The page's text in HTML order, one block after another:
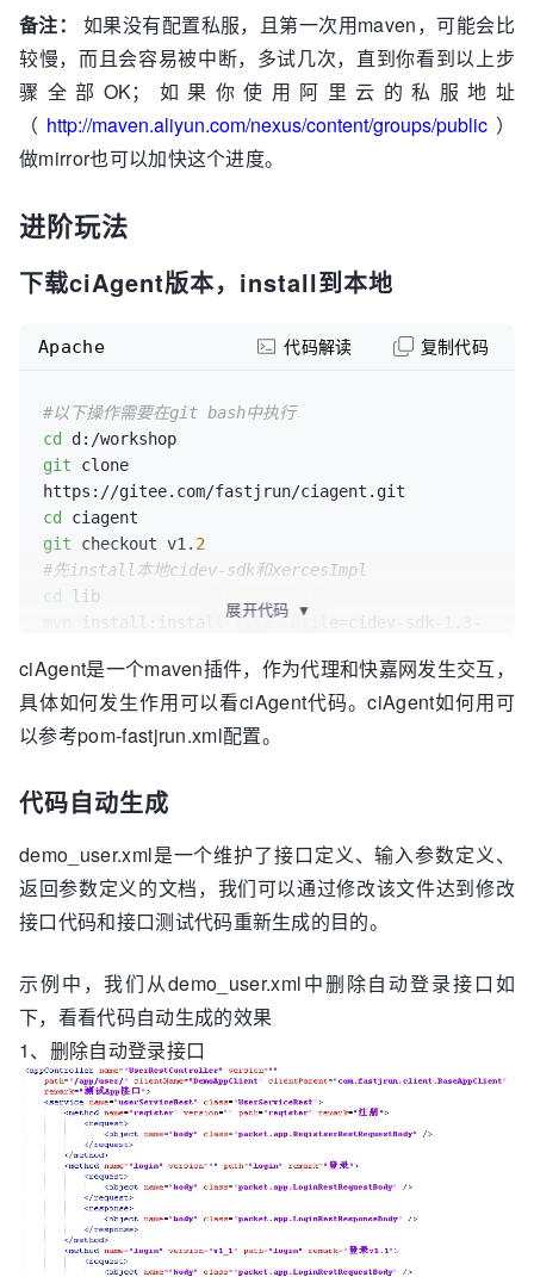
备注：
如果没有配置私服，且第一次用maven，可能会比
较慢，而且会容易被中断，多试几次，直到你看到以上步
骤全部OK；如果你使用阿里云的私服地址
（ http://maven.aliyun.com/nexus/content/groups/public ）
做mirror也可以加快这个进度。
进阶玩法
下载ciAgent版本，install到本地
#以下操作需要在git bash中执行
cd
git clone
cd
git checkout v1. 2
#先install本地cidev-sdk和xercesImpl
cd
install:install-file -Dfile=cidev-sdk- 1 3
DartifactId=cidev-sdk -Dversion=1.3-SNAPSHOT -
mvn install:install-file -Dfile=xercesImpl-
.jar -DgroupId=xerces -
mvn
Apache 代码解读 复制代码
展开代码 ▼
ciAgent是一个maven插件，作为代理和快嘉网发生交互，
具体如何发生作用可以看ciAgent代码。ciAgent如何用可
以参考pom-fastjrun.xml配置。
代码自动生成
demo_user.xml是一个维护了接口定义、输入参数定义、
返回参数定义的文档，我们可以通过修改该文件达到修改
接口代码和接口测试代码重新生成的目的。
示例中，我们从demo_user.xml中删除自动登录接口如
下，看看代码自动生成的效果
1、删除自动登录接口